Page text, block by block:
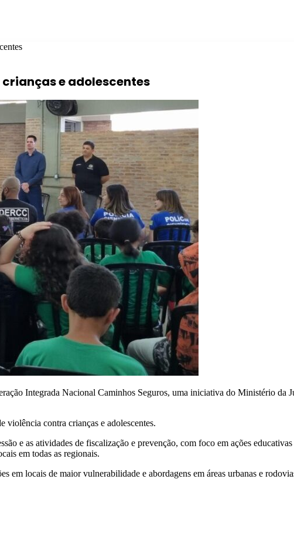
e adolescentes
Integrada Nacional Caminhos Seguros, uma iniciativa do Ministério da
violência contra crianças e adolescentes.
e as atividades de fiscalização e prevenção, com foco em ações
em todas as regionais.
em locais de maior vulnerabilidade e abordagens em áreas urbanas e